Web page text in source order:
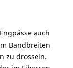
auch
Bandbreiten
zu drosseln.